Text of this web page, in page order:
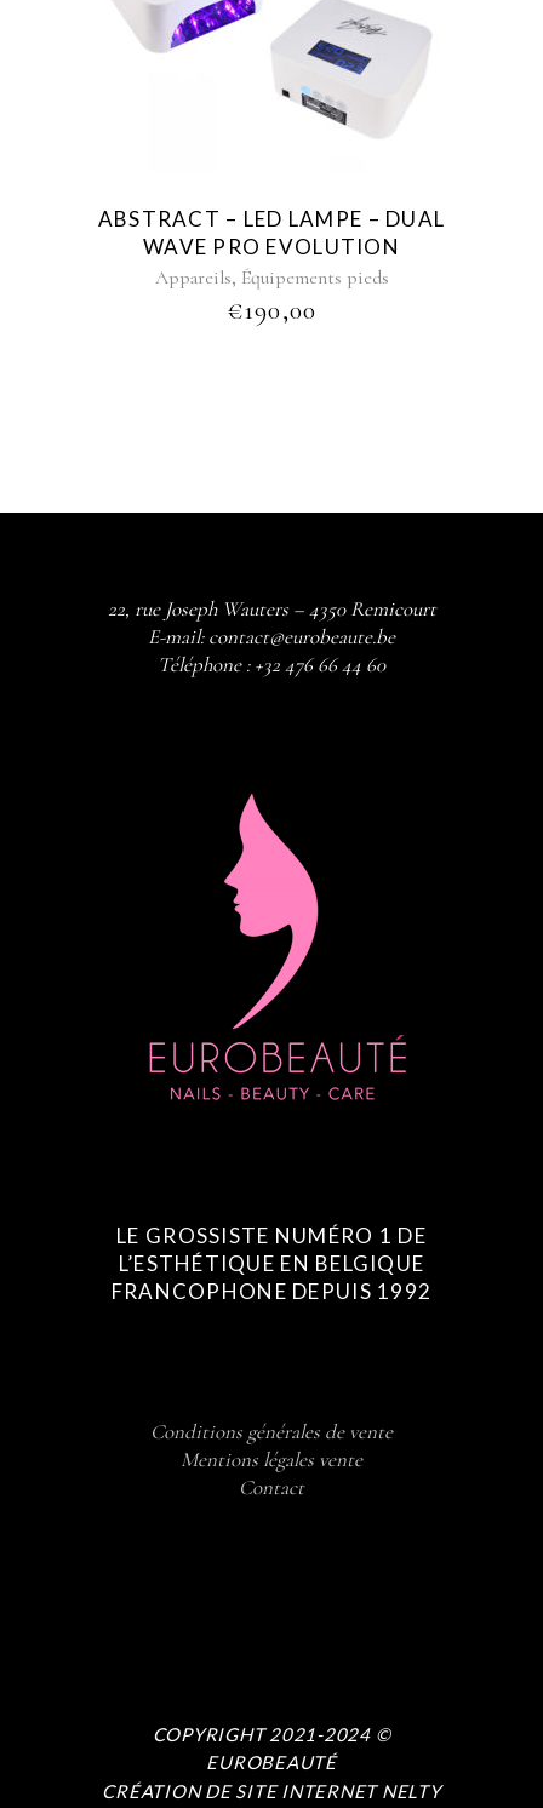
ABSTRACT – LED LAMPE – DUAL
WAVE PRO EVOLUTION
Appareils, Équipements pieds
€190,00
22, rue Joseph Wauters – 4350 Remicourt
E-mail:contact@eurobeaute.be
Téléphone :+32 476 66 44 60
LE GROSSISTE NUMÉRO 1 DE
L’ESTHÉTIQUE EN BELGIQUE
FRANCOPHONE DEPUIS 1992
Conditions générales de vente
Mentions légales vente
Contact
COPYRIGHT 2021-2024 ©
EUROBEAUTÉ
CRÉATION DE SITE INTERNET NELTY